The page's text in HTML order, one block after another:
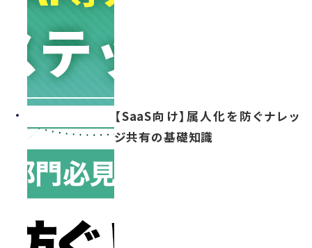
【SaaS向け】属人化を防ぐナレッ
ジ共有の基礎知識